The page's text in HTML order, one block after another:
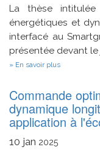
La thèse
énergétiques et
interfacé au
présentée devant le
En savoir plus
et
dynamiques
Commande
dynamique
application à
10 jan 2025